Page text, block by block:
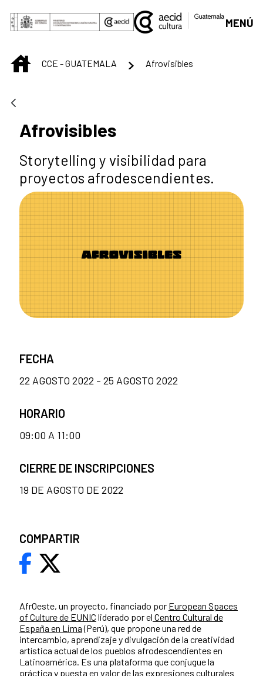
Saltar al contenido principal
MENÚ
INICIOCCE - GUATEMALA Afrovisibles
Afrovisibles
Storytelling y visibilidad para
proyectos afrodescendientes.
AfrOeste, un proyecto, financiado por European Spaces
of Culture de EUNIC liderado por el Centro Cultural de
España en Lima(Perú), que propone una red de
intercambio, aprendizaje y divulgación de la creatividad
artística actual de los pueblos afrodescendientes en
Latinoamérica. Es una plataforma que conjugue la
práctica y puesta en valor de las expresiones culturales
FECHA
22 AGOSTO 2022 - 25 AGOSTO 2022
HORARIO
09:00 A 11:00
CIERRE DE INSCRIPCIONES
19 DE AGOSTO DE 2022
COMPARTIR